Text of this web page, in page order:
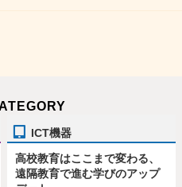
ICT機器
高校教育はここまで変わる、
遠隔教育で進む学びのアップ